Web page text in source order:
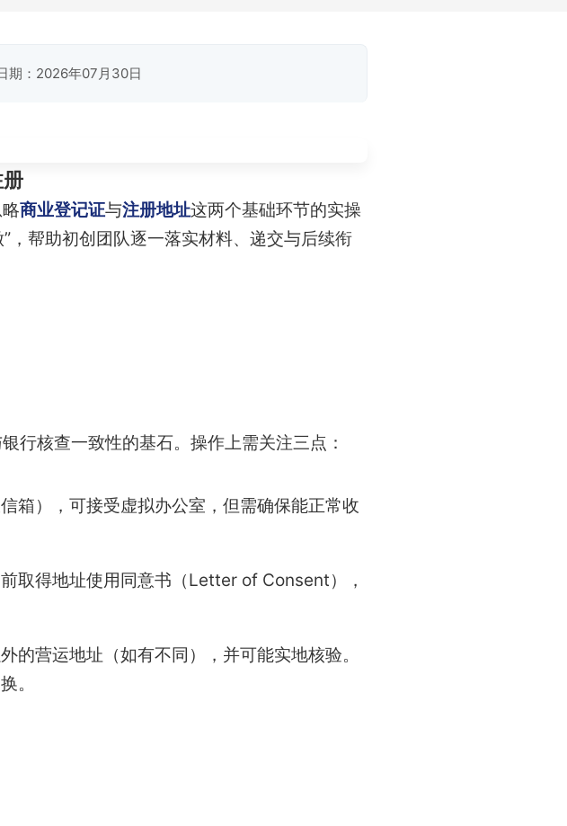
期：2026年07月30日
商业登记证与注册地址这两个基础环节的实操
，帮助初创团队逐一落实材料、递交与后续衔
行核查一致性的基石。操作上需关注三点：
箱），可接受虚拟办公室，但需确保能正常收
取得地址使用同意书（Letter of Consent），
的营运地址（如有不同），并可能实地核验。
。